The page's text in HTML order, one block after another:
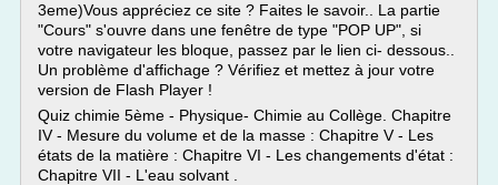
3eme)Vous appréciez ce site ? Faites le savoir.. La partie
"Cours" s'ouvre dans une fenêtre de type "POP UP", si
votre navigateur les bloque, passez par le lien ci- dessous..
Un problème d'affichage ? Vérifiez et mettez à jour votre
version de Flash Player !
Quiz chimie 5ème - Physique- Chimie au Collège. Chapitre
IV - Mesure du volume et de la masse : Chapitre V - Les
états de la matière : Chapitre VI - Les changements d'état :
Chapitre VII - L'eau solvant .